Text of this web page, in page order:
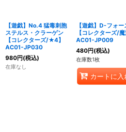
【遊戯】No.4 猛毒刺胞
ステルス・クラーゲン
【コレクターズ/★4】
AC01-JP030
980円(税込)
在庫なし
【遊戯】D-フォー
【コレクターズ/魔
AC01-JP009
480円(税込)
在庫数1枚
カートに入